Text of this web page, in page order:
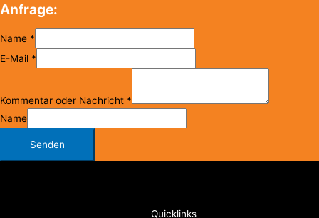
Anfrage:
Name *
E-Mail *
Kommentar oder Nachricht *
Name
Senden
Quicklinks